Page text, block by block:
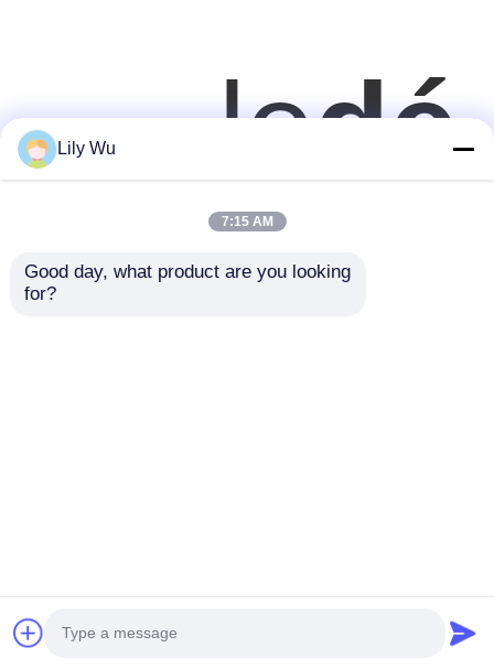
ledé
tect
Lily Wu
7:15 AM
Good day, what product are you looking
for?